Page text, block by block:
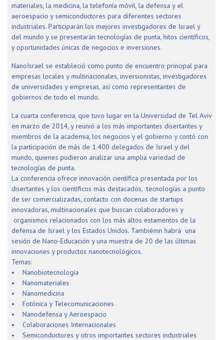
materiales, la medicina, la telefonía móvil, la defensa y el
aeroespacio y semiconductores para diferentes sectores
industriales. Participarán los mejores investigadores de Israel y
del mundo y se presentarán tecnologías de punta, hitos científicos,
y oportunidades únicas de negocios e inversiones.
NanoIsrael se estableció como punto de encuentro principal para
empresas locales y multinacionales, inversionistas, investigadores
de universidades y empresas, así como representantes de
gobiernos de todo el mundo.
La cuarta conferencia, que tuvo lugar en la Universidad de Tel Aviv
en marzo de 2014, y reunió a los más importantes disertantes y
miembros de la academia, los negocios y el gobierno y contó con
la participación de más de 1.400 delegados de Israel y del
mundo, quienes pudieron analizar una amplia variedad de
tecnologías de punta.
La conferencia ofrece innovación científica presentada por los
disertantes y los científicos más destacados, tecnologías a punto
de ser comercializadas, contacto con docenas de startups
innovadoras, multinacionales que buscan colaboradores y
organismos relacionados con los más altos estamentos de la
defensa de Israel y los Estados Unidos. Tambiémn habrá una
sesión de Nano-Educación y una muestra de 20 de las últimas
innovaciones y productos nanotecnológicos.
Temas:
• Nanobiotecnología
• Nanomateriales
• Nanomedicina
• Fotónica y Telecomunicaciones
• Nanodefensa y Aeroespacio
• Colaboraciones Internacionales
• Semiconductores y otros importantes sectores industriales